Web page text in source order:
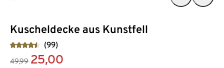
Kuscheldecke aus Kunstfell
(99)
49,99 25,00